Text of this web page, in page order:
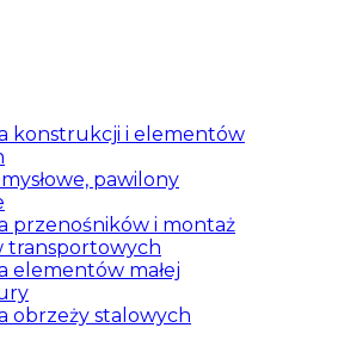
konstrukcji i elementów
pawilony
przenośników i montaż
transportowych
elementów małej
obrzeży stalowych